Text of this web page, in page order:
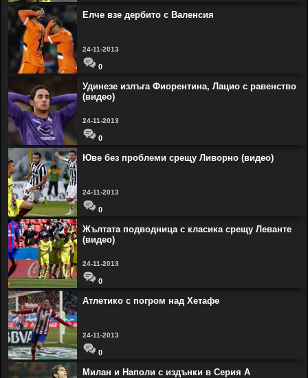
Елче взе дербито с Валенсия
24-11-2013
0
Удинезе излъга Фиорентина, Лацио с равенство
(видео)
24-11-2013
0
Юве без проблеми срещу Ливорно (видео)
24-11-2013
0
Жълтата подводница с класика срещу Леванте
(видео)
24-11-2013
0
Атлетико с погром над Хетафе
24-11-2013
0
Милан и Наполи с издънки в Серия А